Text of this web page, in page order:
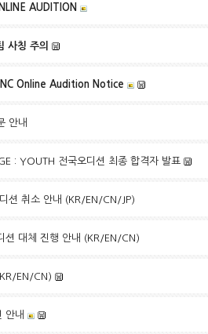
AUDITION
사칭 주의
Online Audition Notice
안내
: YOUTH 전국오디션 최종 합격자 발표
션 취소 안내 (KR/EN/CN/JP)
션 대체 진행 안내 (KR/EN/CN)
EN/CN)
안내